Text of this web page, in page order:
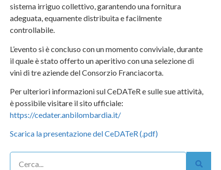
sistema irriguo collettivo, garantendo una fornitura
adeguata, equamente distribuita e facilmente
controllabile.
L’evento si è concluso con un momento conviviale, durante
il quale è stato offerto un aperitivo con una selezione di
vini di tre aziende del Consorzio Franciacorta.
Per ulteriori informazioni sul CeDATeR e sulle sue attività,
è possibile visitare il sito ufficiale:
https://cedater.anbilombardia.it/
Scarica la presentazione del CeDATeR (.pdf)